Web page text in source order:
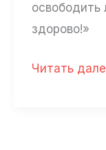
здорово!»
Тамара
Читать